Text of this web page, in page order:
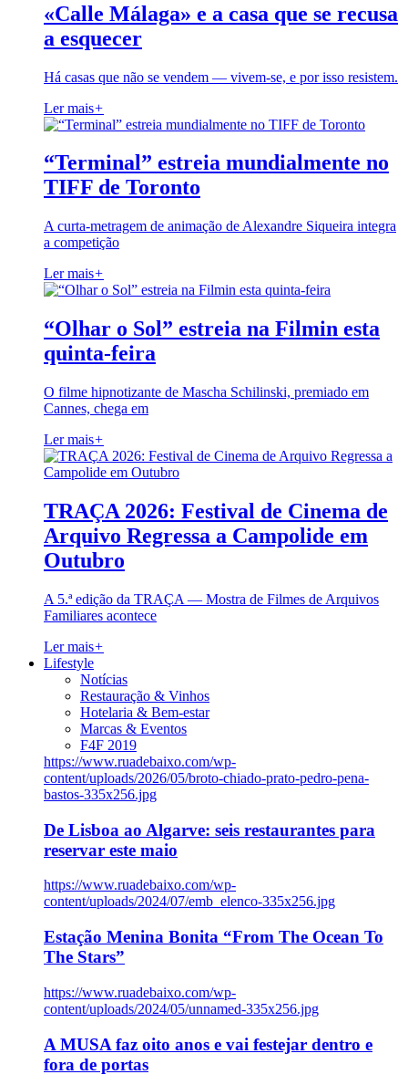
«Calle Málaga» e a casa que se recusa
a esquecer
Há casas que não se vendem — vivem-se, e por isso resistem.
Ler mais+
“Terminal” estreia mundialmente no
TIFF de Toronto
A curta-metragem de animação de Alexandre Siqueira integra
a competição
Ler mais+
“Olhar o Sol” estreia na Filmin esta
quinta-feira
O filme hipnotizante de Mascha Schilinski, premiado em
Cannes, chega em
Ler mais+
TRAÇA 2026: Festival de Cinema de
Arquivo Regressa a Campolide em
Outubro
A 5.ª edição da TRAÇA — Mostra de Filmes de Arquivos
Familiares acontece
Ler mais+
Lifestyle
Notícias
Restauração & Vinhos
Hotelaria & Bem-estar
Marcas & Eventos
F4F 2019
https://www.ruadebaixo.com/wp-
content/uploads/2026/05/broto-chiado-prato-pedro-pena-
bastos-335x256.jpg
De Lisboa ao Algarve: seis restaurantes para
reservar este maio
https://www.ruadebaixo.com/wp-
content/uploads/2024/07/emb_elenco-335x256.jpg
Estação Menina Bonita “From The Ocean To
The Stars”
https://www.ruadebaixo.com/wp-
content/uploads/2024/05/unnamed-335x256.jpg
A MUSA faz oito anos e vai festejar dentro e
fora de portas